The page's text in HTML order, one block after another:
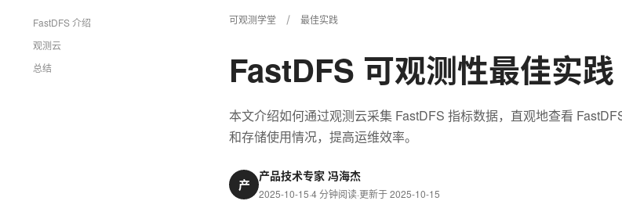
可观测学堂 最佳实践
FastDFS 可观测性最佳实践
本文介绍如何通过观测云采集 FastDFS 指标数据，直观地查看
和存储使用情况，提高运维效率。
产
产品技术专家 冯海杰
2025-10-15·4 分钟阅读·更新于 2025-10-15
FastDFS 介绍
观测云
总结